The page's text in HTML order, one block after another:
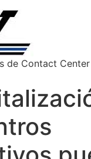
de Contact Center